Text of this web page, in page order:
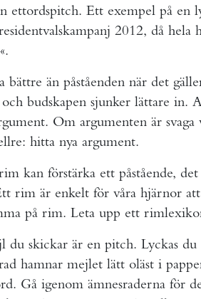
ettordspitch. Ett exempel på en
2012, då hela
bättre än påståenden när det
budskapen sjunker lättare in.
Om argumenten är
hitta nya argument.
kan förstärka ett påstående,
rim är enkelt för våra hjärnor
på rim. Leta upp ett
du skickar är en pitch. Lyckas du
hamnar mejlet lätt oläst i
Gå igenom ämnesraderna för